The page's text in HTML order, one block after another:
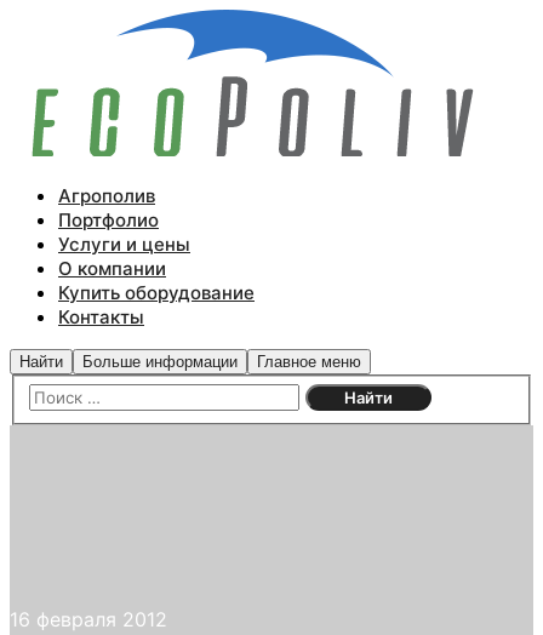
Агрополив
Портфолио
Услуги и цены
О компании
Купить оборудование
Контакты
Найти Больше информации Главное меню
16 февраля 2012